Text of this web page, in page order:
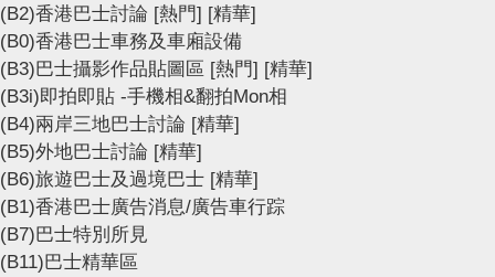
(B2)香港巴士討論 [熱門] [精華]
(B0)香港巴士車務及車廂設備
(B3)巴士攝影作品貼圖區 [熱門] [精華]
(B3i)即拍即貼 -手機相&翻拍Mon相
(B4)兩岸三地巴士討論 [精華]
(B5)外地巴士討論 [精華]
(B6)旅遊巴士及過境巴士 [精華]
(B1)香港巴士廣告消息/廣告車行踪
(B7)巴士特別所見
(B11)巴士精華區